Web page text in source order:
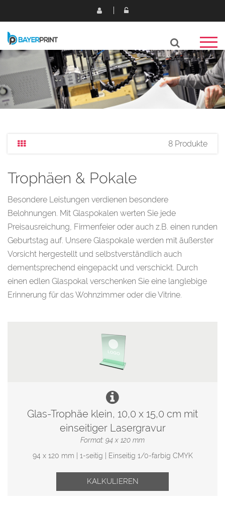
8 Produkte
Trophäen & Pokale
Besondere Leistungen verdienen besondere
Belohnungen. Mit Glaspokalen werten Sie jede
Preisausreichung, Firmenfeier oder auch z.B. einen runden
Geburtstag auf. Unsere Glaspokale werden mit äußerster
Vorsicht hergestellt und selbstverständlich auch
dementsprechend eingepackt und verschickt. Durch
einen edlen Glaspokal verschenken Sie eine langlebige
Erinnerung für das Wohnzimmer oder die Vitrine.
Glas-Trophäe klein, 10,0 x 15,0 cm mit
einseitiger Lasergravur
Format: 94 x 120 mm
94 x 120 mm | 1-seitig | Einseitig 1/0-farbig CMYK
KALKULIEREN